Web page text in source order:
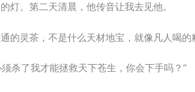
灯。第二天清晨，他传音让我去见他。
的灵茶，不是什么天材地宝，就像凡人喝
杀了我才能拯救天下苍生，你会下手吗？”